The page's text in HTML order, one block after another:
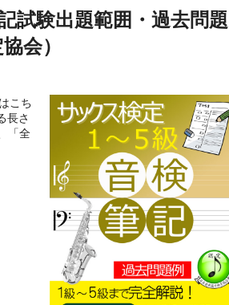
試験出題範囲・過去問題
会）
こち
長さ
「全